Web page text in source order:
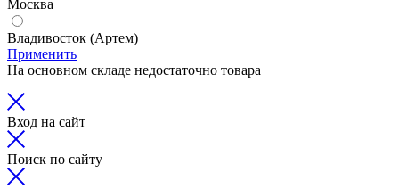
Москва
Владивосток (Артем)
Применить
На основном складе недостаточно товара
Вход на сайт
Поиск по сайту